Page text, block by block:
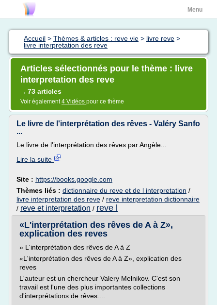
Menu
Accueil > Thèmes & articles : reve vie > livre reve >
livre interpretation des reve
Articles sélectionnés pour le thème : livre
interpretation des reve
→ 73 articles
Voir également4 Vidéos pour ce thème
Le livre de l'interprétation des rêves - Valéry Sanfo
...
Le livre de l'interprétation des rêves par Angèle...
Lire la suite
Site : https://books.google.com
Thèmes liés : dictionnaire du reve et de l interpretation /
livre interpretation des reve / reve interpretation dictionnaire
/ reve et interpretation / reve l
«L'interprétation des rêves de A à Z»,
explication des reves
» L'interprétation des rêves de A à Z
«L'interprétation des rêves de A à Z», explication des
reves
L'auteur est un chercheur Valery Melnikov. C'est son
travail est l'une des plus importantes collections
d'interprétations de rêves....